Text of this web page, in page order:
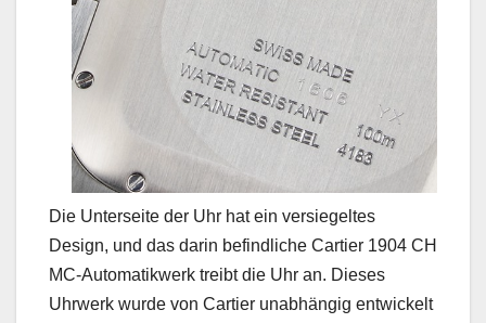
Die Unterseite der Uhr hat ein versiegeltes
Design, und das darin befindliche Cartier 1904 CH
MC-Automatikwerk treibt die Uhr an. Dieses
Uhrwerk wurde von Cartier unabhängig entwickelt